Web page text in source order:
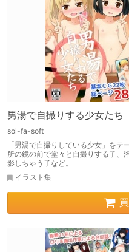
男湯で自撮りする少女たち
sol-fa-soft
「男湯で自撮りしている少女」を
所の鏡の前で堂々と自撮りする子、
影しちゃう子など。
イラスト集